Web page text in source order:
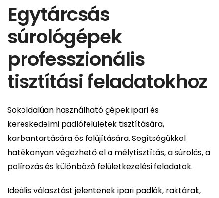
Egytárcsás
súrológépek
professzionális
tisztítási feladatokhoz
Sokoldalúan használható gépek ipari és
kereskedelmi padlófelületek tisztítására,
karbantartására és felújítására. Segítségükkel
hatékonyan végezhető el a mélytisztítás, a súrolás, a
polírozás és különböző felületkezelési feladatok.
Ideális választást jelentenek ipari padlók, raktárak,